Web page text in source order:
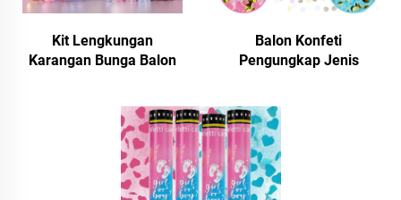
Kit Lengkungan
Karangan Bunga Balon
Konfeti Merah Muda dan
Biru, Balon Pengungkap
Jenis Kelamin, Dekorasi
Baby Shower
Balon Konfeti
Pengungkap Jenis
Konfeti Bentuk Hati
Merah Muda dan Biru
untuk Anak Laki-laki
atau Perempuan